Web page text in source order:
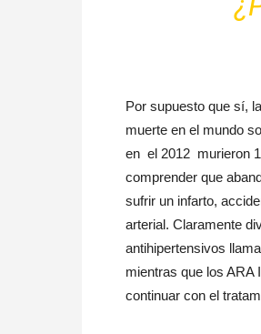
Por supuesto que sí,
muerte en el mundo
en el 2012 murieron
comprender que
sufrir un infarto,
arterial. Claramente
antihipertensivos
mientras que los ARA
continuar con el